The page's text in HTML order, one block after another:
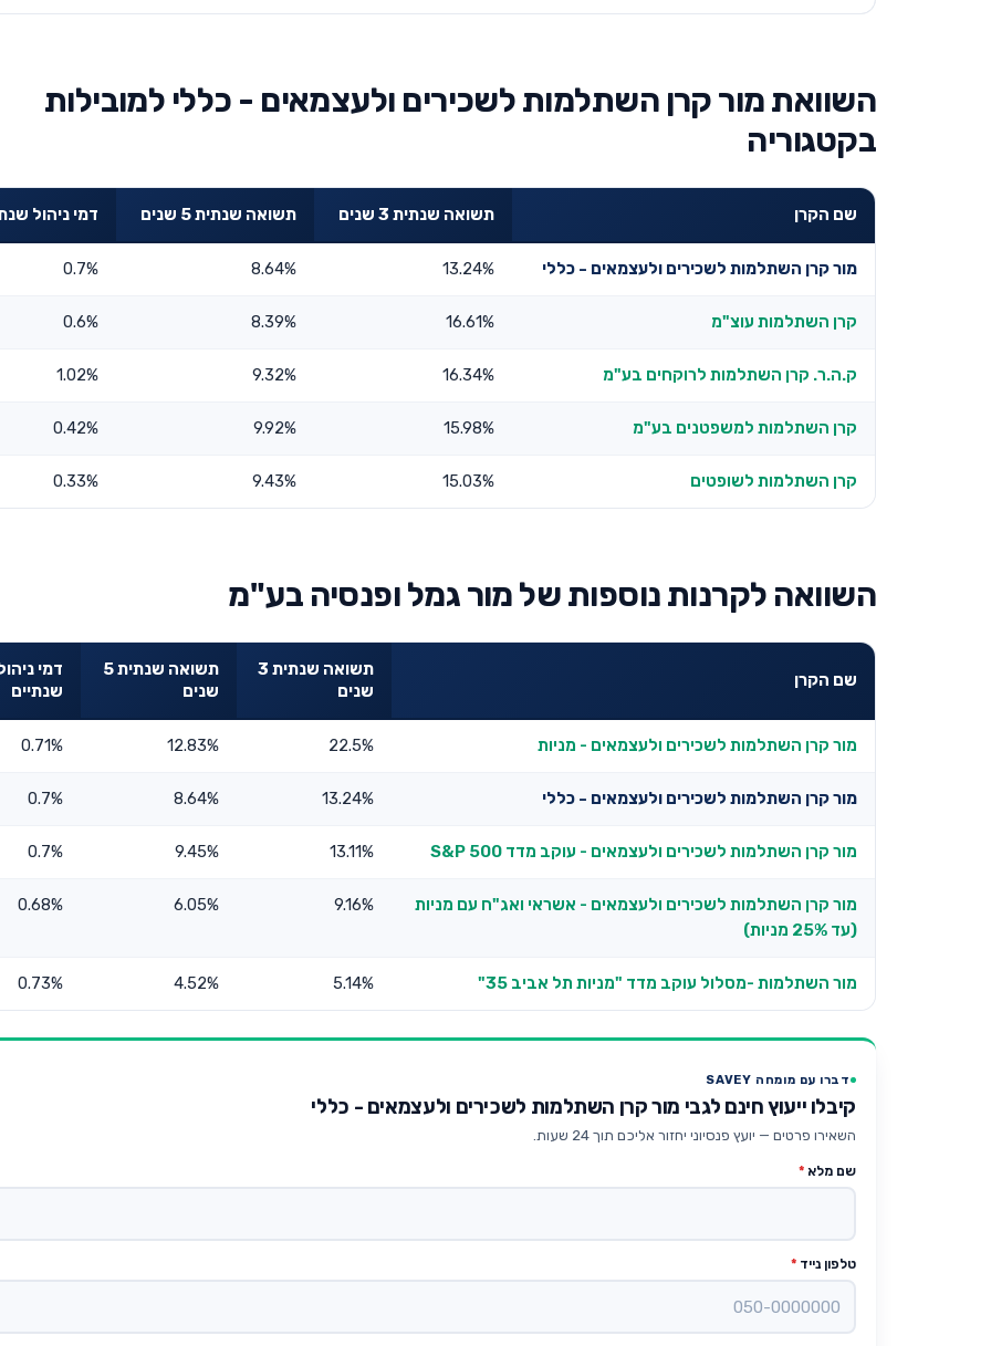
השוואת מור קרן השתלמות לשכירים ולעצמאים - כללי למובילות
בקטגוריה
שם הקרן תשואה שנתית 3 שנים תשואה שנתית 5 שנים דמי ניהול
מור קרן השתלמות לשכירים ולעצמאים - כללי 13.24%
8.64%
0.7%
קרן השתלמות עוצ"מ 16.61%
8.39%
0.6%
ק.ה.ר. קרן השתלמות לרוקחים בע"מ 16.34%
9.32%
1.02%
קרן השתלמות למשפטנים בע"מ 15.98%
9.92%
0.42%
קרן השתלמות לשופטים 15.03%
9.43%
0.33%
השוואה לקרנות נוספות של מור גמל ופנסיה בע"מ
שם הקרן
תשואה שנתית 3
שנים
תשואה שנתית 5
שנים
דמי
שנתיים
מור קרן השתלמות לשכירים ולעצמאים - מניות 22.5%
12.83%
0.71%
מור קרן השתלמות לשכירים ולעצמאים - כללי 13.24%
8.64%
0.7%
מור קרן השתלמות לשכירים ולעצמאים - עוקב מדד S&P 500 13.11%
9.45%
0.7%
מור קרן השתלמות לשכירים ולעצמאים - אשראי ואג"ח עם מניות
(עד 25% מניות)
9.16%
6.05%
0.68%
מור השתלמות -מסלול עוקב מדד "מניות תל אביב 35" 5.14%
4.52%
0.73%
דברו עם מומחה SAVEY
קיבלו ייעוץ חינם לגבי מור קרן השתלמות לשכירים ולעצמאים - כללי
השאירו פרטים — יועץ פנסיוני יחזור אליכם תוך 24 שעות.
שם מלא *
טלפון נייד *